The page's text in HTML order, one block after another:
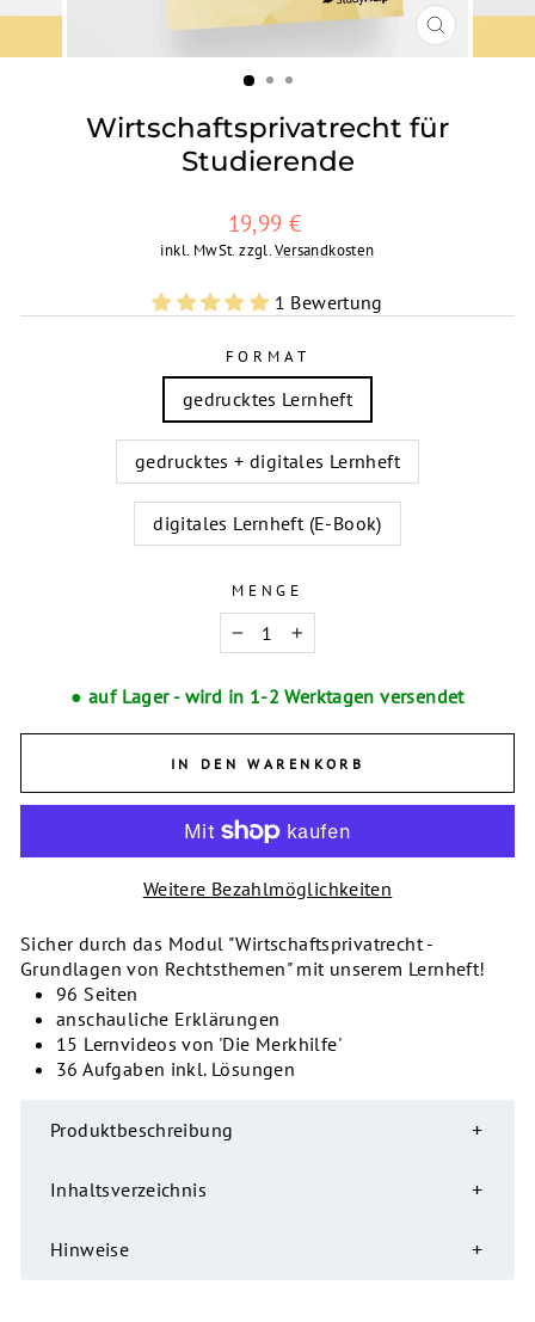
ESC)
Wirtschaftsprivatrecht für
Studierende
Normaler
Preis
19,99 €
inkl. MwSt. zzgl.Versandkosten
1 Bewertung
FORMAT
gedrucktes Lernheft
gedrucktes + digitales Lernheft
digitales Lernheft (E-Book)
MENGE
− +
● auf Lager - wird in 1-2 Werktagen versendet
IN DEN WARENKORB
Weitere Bezahlmöglichkeiten
Sicher durch das Modul "Wirtschaftsprivatrecht -
Grundlagen von Rechtsthemen" mit unserem Lernheft!
96 Seiten
anschauliche Erklärungen
15 Lernvideos von 'Die Merkhilfe'
36 Aufgaben inkl. Lösungen
Produktbeschreibung
Inhaltsverzeichnis
Hinweise